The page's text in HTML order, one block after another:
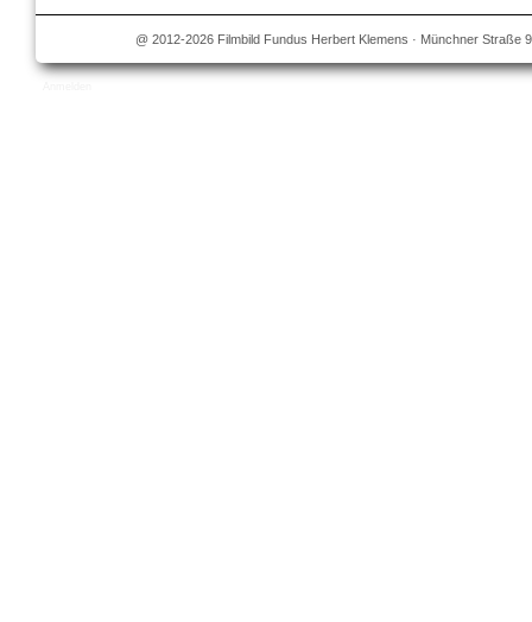
@ 2012-2026 Filmbild Fundus Herbert Klemens · Münchner Straße